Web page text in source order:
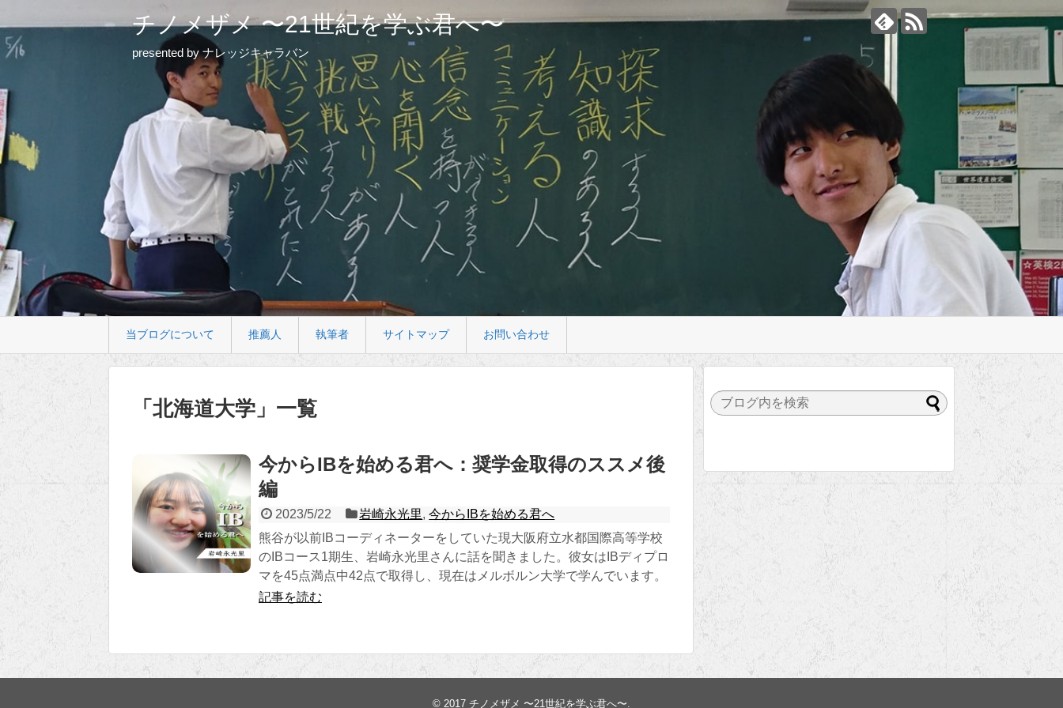
チノメザメ 〜21世紀を学ぶ君へ〜
presented by ナレッジキャラバン
当ブログについて 推薦人 執筆者 サイトマップ お問い合わせ
「 北海道大学 」 一覧
今からIBを始める君へ：奨学金取得のススメ後
編
2023/5/22 岩崎永光里,今からIBを始める君へ
熊谷が以前IBコーディネーターをしていた現大阪府立水都国際高等学校
のIBコース1期生、岩崎永光里さんに話を聞きました。彼女はIBディプロ
マを45点満点中42点で取得し、現在はメルボルン大学で学んでいます。
記事を読む
© 2017 チノメザメ 〜21世紀を学ぶ君へ〜